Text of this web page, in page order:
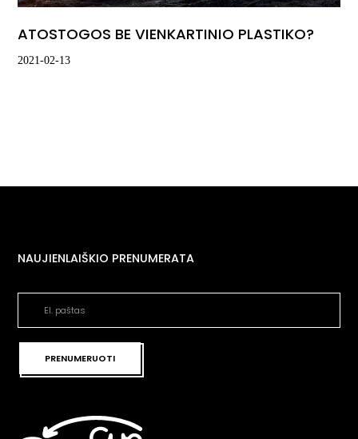
ATOSTOGOS BE VIENKARTINIO PLASTIKO?
2021-02-13
NAUJIENLAIŠKIO PRENUMERATA
PRENUMERUOTI